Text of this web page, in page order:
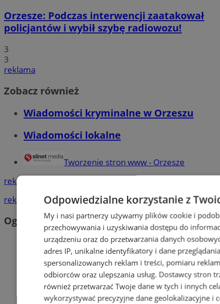
Orzesze: Podczas interwencji zaatakował
policjantów i wybił szybę radiowozu!
3
3
reklama
Zobacz również
Wiadomości kryminalne w Orzeszu
Wiadomości lokalne
Tworzenie stron www - Orzesze
reklama
reklama
Ogłoszenia
Odpowiedzialne korzystanie z
My i nasi partnerzy używamy plików cookie i
przechowywania i uzyskiwania dostępu do
urządzeniu oraz do przetwarzania danych
adres IP, unikalne identyfikatory i dane
spersonalizowanych reklam i treści, pomiaru
odbiorców oraz ulepszania usług. Dostawcy stron
również przetwarzać Twoje dane w tych i innych
wykorzystywać precyzyjne dane geolokalizacyjne i